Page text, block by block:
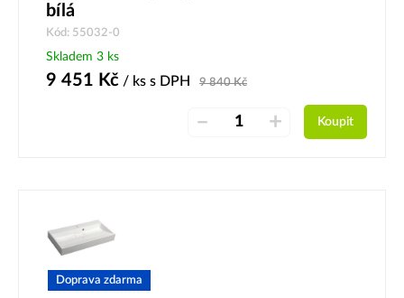
bílá
Kód: 55032-0
Skladem 3 ks
9 451 Kč / ks s DPH 9 840Kč
– + Koupit
Doprava zdarma